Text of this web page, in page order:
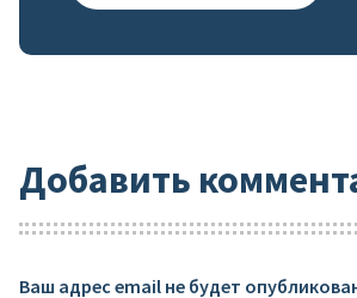
Добавить
Ваш адрес email не будет